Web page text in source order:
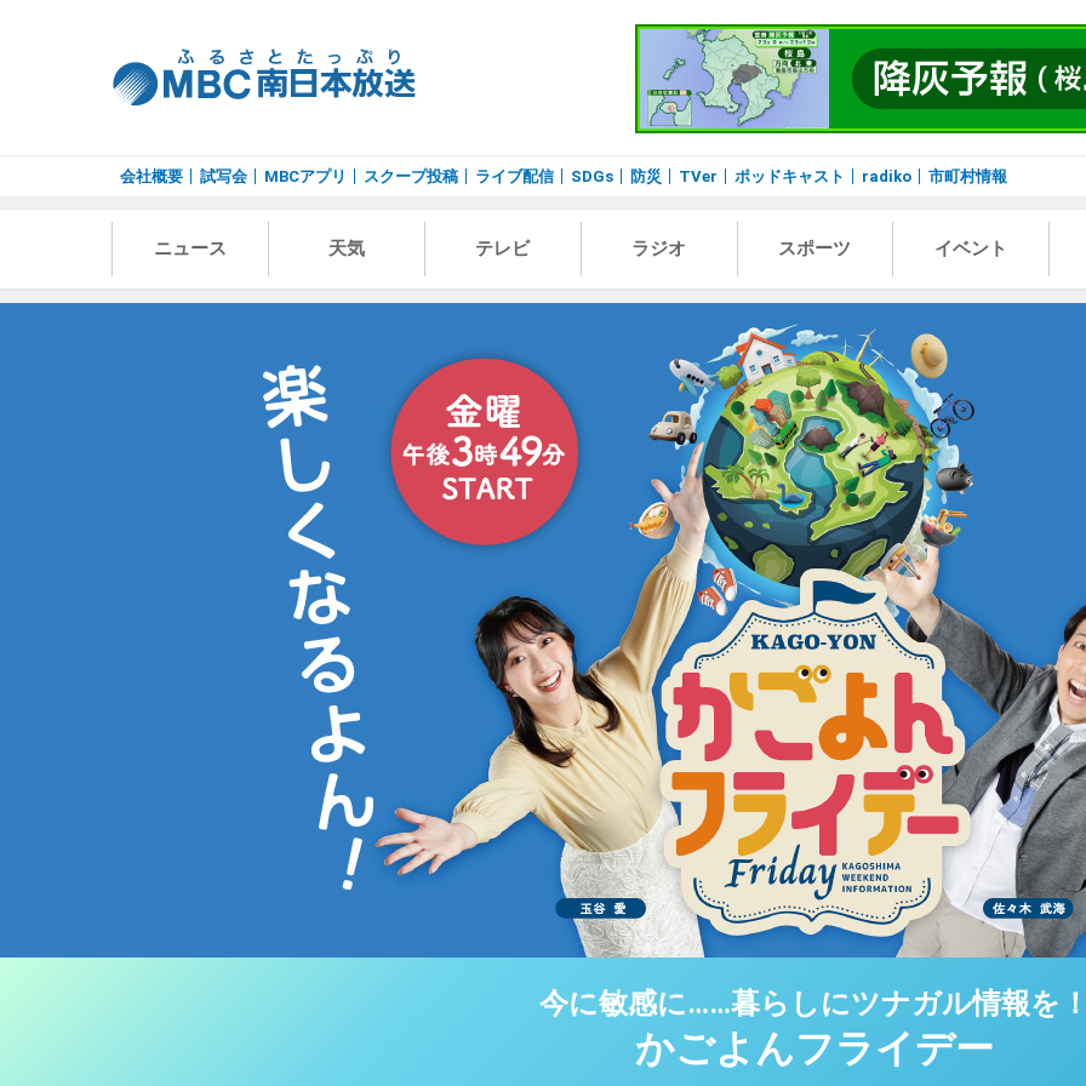
会社概要 試写会 MBCアプリ スクープ投稿 ライブ配信 SDGs 防災 TVer ポッドキャスト radiko 市町村情報
ニュース 天気 テレビ ラジオ スポーツ イベント
今に敏感に……暮らしにツナガル情報を
かごよんフライデー